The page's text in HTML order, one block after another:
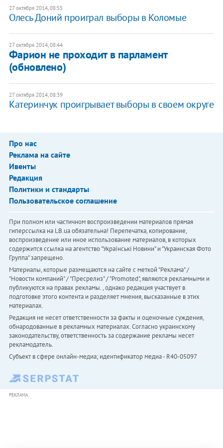
27 октября 2014, 08:55
Олесь Доний проиграл выборы в Коломые
27 октября 2014, 08:44
Фарион не проходит в парламент
(обновлено)
27 октября 2014, 08:39
Катеринчук проигрывает выборы в своем округе
Про нас
Реклама на сайте
Ивенты
Редакция
Политики и стандарты
Пользовательское соглашение
При полном или частичном воспроизведении материалов прямая
гиперссылка на LB.ua обязательна! Перепечатка, копирование,
воспроизведение или иное использование материалов, в которых
содержится ссылка на агентство "Українськi Новини" и "Украинская Фото
Группа" запрещено.
Материалы, которые размещаются на сайте с меткой "Реклама" /
"Новости компаний" / "Пресрелиз" / "Promoted", являются рекламными и
публикуются на правах рекламы. , однако редакция участвует в
подготовке этого контента и разделяет мнения, высказанные в этих
материалах.
Редакция не несет ответственности за факты и оценочные суждения,
обнародованные в рекламных материалах. Согласно украинскому
законодательству, ответственность за содержание рекламы несет
рекламодатель.
Субъект в сфере онлайн-медиа; идентификатор медиа - R40-05097
РЕКЛАМА